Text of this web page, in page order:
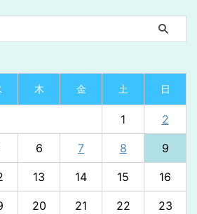
木 金 土 日
1 2
6 7 8 9
13 14 15 16
20 21 22 23